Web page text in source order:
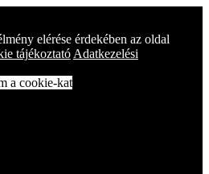
elérése érdekében az oldal
tájékoztató Adatkezelési
a cookie-kat